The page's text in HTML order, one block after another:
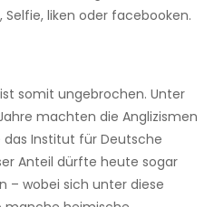
liken oder facebooken.
somit ungebrochen. Unter
machten die Anglizismen
das Institut für Deutsche
Anteil dürfte heute sogar
– wobei sich unter diese